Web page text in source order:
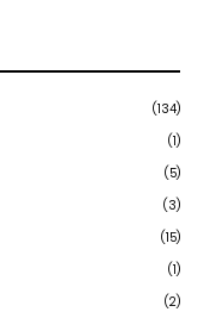
(134)
(1)
(5)
(3)
(15)
(1)
(2)